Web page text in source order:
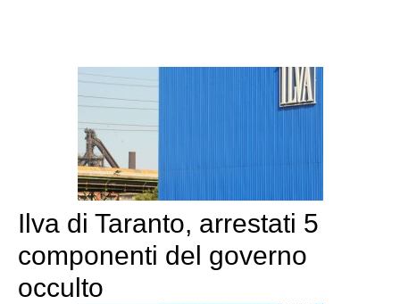
Ilva di Taranto, arrestati 5
componenti del governo
occulto